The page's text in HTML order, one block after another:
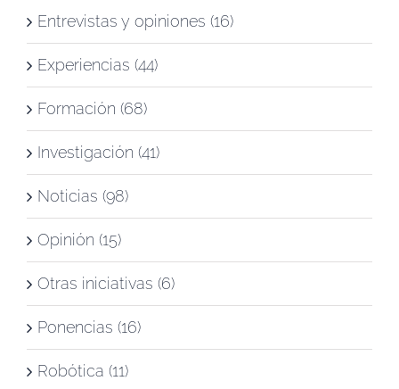
Entrevistas y opiniones (16)
Experiencias (44)
Formación (68)
Investigación (41)
Noticias (98)
Opinión (15)
Otras iniciativas (6)
Ponencias (16)
Robótica (11)